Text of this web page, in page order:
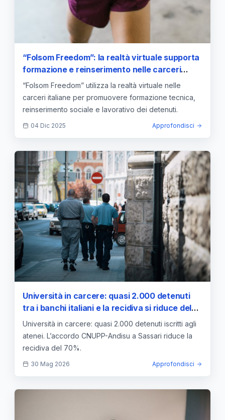
“Folsom Freedom”: la realtà virtuale supporta
formazione e reinserimento nelle carceri
italiane
“Folsom Freedom” utilizza la realtà virtuale nelle
carceri italiane per promuovere formazione tecnica,
reinserimento sociale e lavorativo dei detenuti.
04 Dic 2025 Approfondisci
Università in carcere: quasi 2.000 detenuti
tra i banchi italiani e la recidiva si riduce del
70% grazie all’accordo Cnupp-Andisu
Università in carcere: quasi 2.000 detenuti iscritti agli
atenei. L’accordo CNUPP-Andisu a Sassari riduce la
recidiva del 70%.
30 Mag 2026 Approfondisci